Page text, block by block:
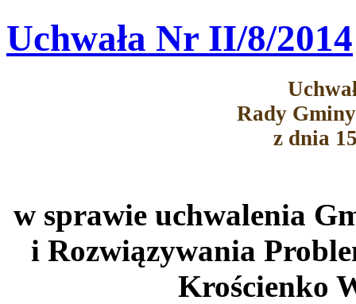
Uchwała Nr II/8/2014
Rady
z dnia
w sprawie uchwalenia
i Rozwiązywania
Krościenko